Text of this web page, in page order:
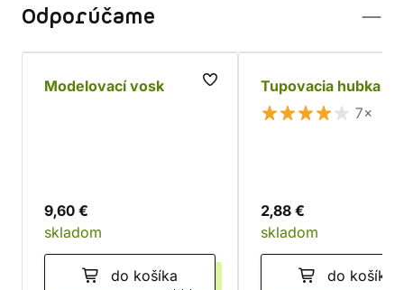
Odporúčame
Modelovací vosk
9,60 €
skladom
do košíka
Tupovacia hubka
7×
2,88 €
skladom
do košíka